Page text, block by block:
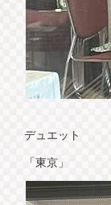
デュエット
「東京」